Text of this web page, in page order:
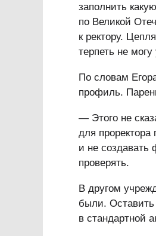
заполнить
по Великой
к ректору.
терпеть не
По словам
профиль.
— Этого не
для
и не
проверять.
В другом
были.
в стандартной